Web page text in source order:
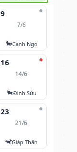
9
7/6
🐎Canh Ngọ
16
14/6
🐂Đinh Sửu
23
21/6
🐒Giáp Thân